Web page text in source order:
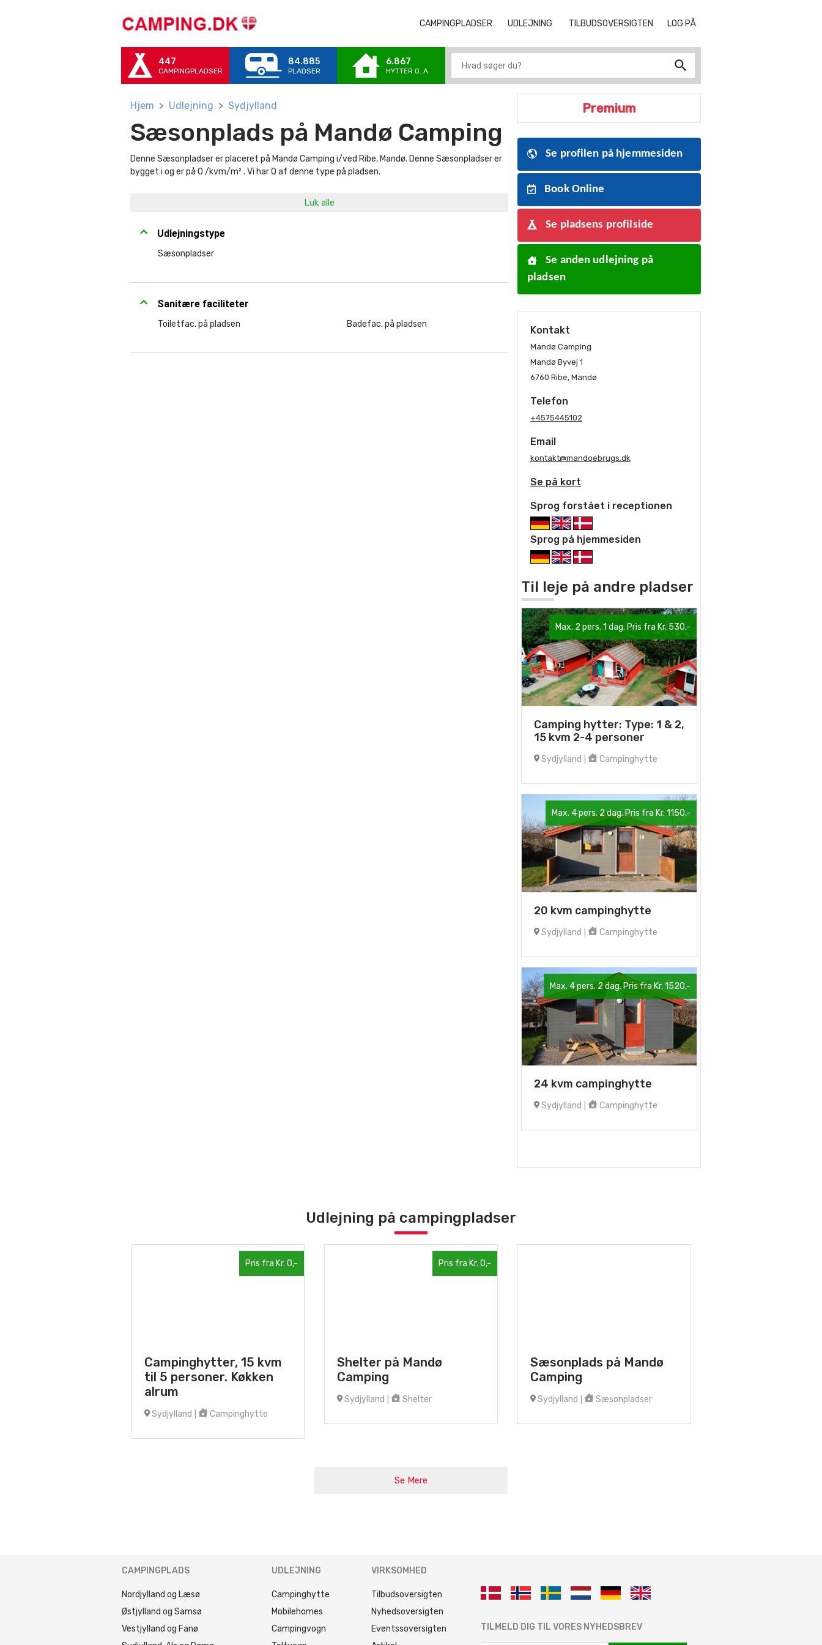
CAMPINGPLADSERCAMPINGPLADSER
UDLEJNING UDLEJNING
TILBUDSOVERSIGTEN TILBUDSOVERSIGTEN
LOG PÅ
447
CAMPINGPLADSER
84.885
PLADSER
6.867
HYTTER 0. A. search
Hjem Udlejning Sydjylland
Sæsonplads på Mandø Camping
Denne Sæsonpladser er placeret på Mandø Camping i/ved Ribe, Mandø. Denne Sæsonpladser er
bygget i og er på 0 /kvm/m² . Vi har 0 af denne type på pladsen.
Luk alle
Udlejningstype
Sæsonpladser
Sanitære faciliteter
Toiletfac. på pladsen Badefac. på pladsen
Premium
Se profilen på hjemmesiden
Book Online
Se pladsens profilside
Se anden udlejning på
pladsen
Kontakt
Mandø Camping
Mandø Byvej 1
6760 Ribe, Mandø
Telefon
+4575445102
Email
kontakt@mandoebrugs.dk
Se på kort
Sprog forstået i receptionen
Sprog på hjemmesiden
Til leje på andre pladser
Max. 2 pers. 1 dag. Pris fra Kr. 530,-
Camping hytter: Type: 1 & 2,
15 kvm 2-4 personer
Sydjylland Campinghytte
Max. 4 pers. 2 dag. Pris fra Kr. 1150,-
20 kvm campinghytte
Sydjylland Campinghytte
Max. 4 pers. 2 dag. Pris fra Kr. 1520,-
24 kvm campinghytte
Sydjylland Campinghytte
Udlejning på campingpladser
Pris fra Kr. 0,-
Campinghytter, 15 kvm
til 5 personer. Køkken
alrum
Sydjylland Campinghytte
Pris fra Kr. 0,-
Shelter på Mandø
Camping
Sydjylland | Shelter
Sæsonplads på Mandø
Camping
Sydjylland Sæsonpladser
Se Mere
CAMPINGPLADS
Nordjylland og Læsø
Østjylland og Samsø
Vestjylland og Fanø
UDLEJNING
Campinghytte
Mobilehomes
Campingvogn
VIRKSOMHED
Tilbudsoversigten
Nyhedsoversigten
Eventssoversigten
TILMELD DIG TIL VORES NYHEDSBREV